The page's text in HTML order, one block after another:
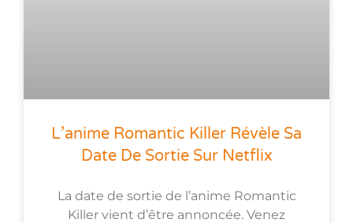
L’anime Romantic Killer Révèle Sa
Date De Sortie Sur Netflix
La date de sortie de l’anime Romantic
Killer vient d’être annoncée. Venez